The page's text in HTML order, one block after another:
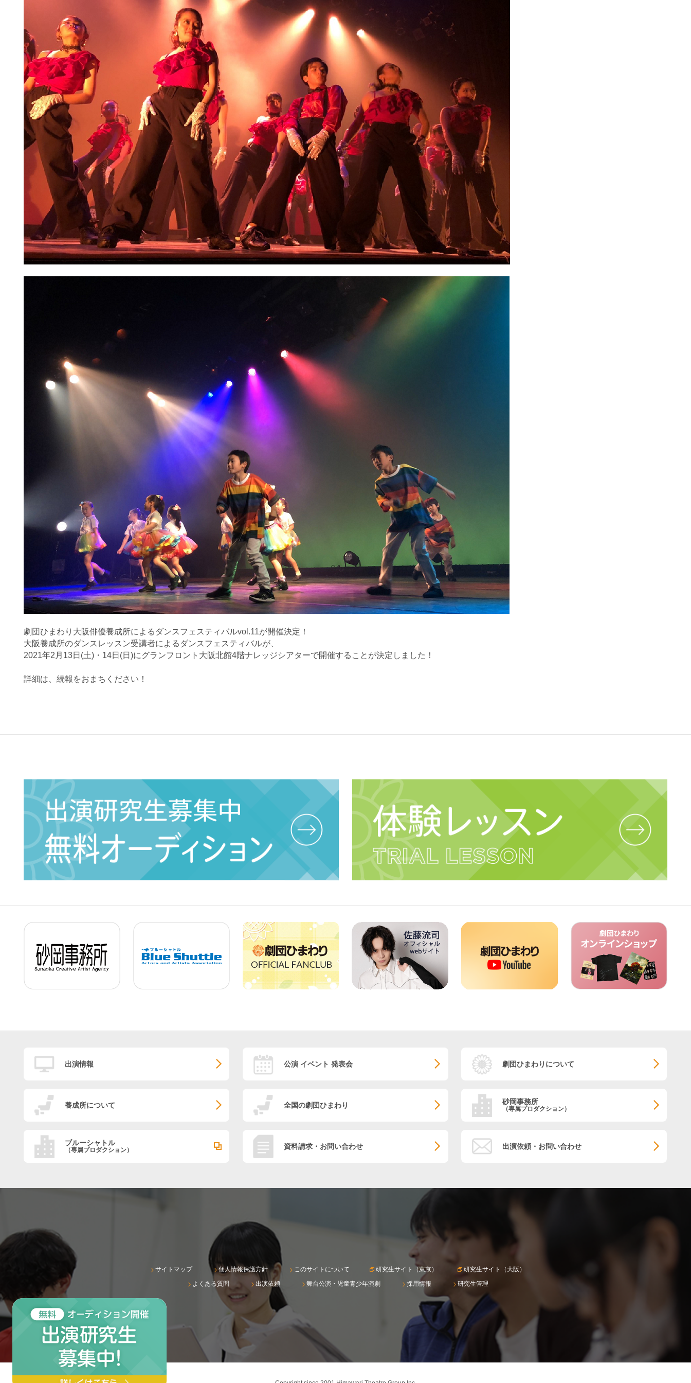
劇団ひまわり大阪俳優養成所によるダンスフェスティバルvol.11が開催決定！
大阪養成所のダンスレッスン受講者によるダンスフェスティバルが、
2021年2月13日(土)・14日(日)にグランフロント大阪北館4階ナレッジシアターで開催することが決定しました！
詳細は、続報をおまちください！
出演情報 公演 イベント 発表会 劇団ひまわりについて
養成所について 全国の劇団ひまわり 砂岡事務所
（専属プロダクション）
ブルーシャトル
（専属プロダクション） 資料請求・お問い合わせ 出演依頼・お問い合わせ
サイトマップ 個人情報保護方針 このサイトについて 研究生サイト（東京）
研究生サイト（大阪）
よくある質問
出演依頼 舞台公演・児童青少年演劇 採用情報 研究生管理